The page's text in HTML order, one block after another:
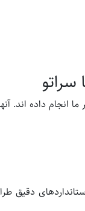
داده اند.
دقیق